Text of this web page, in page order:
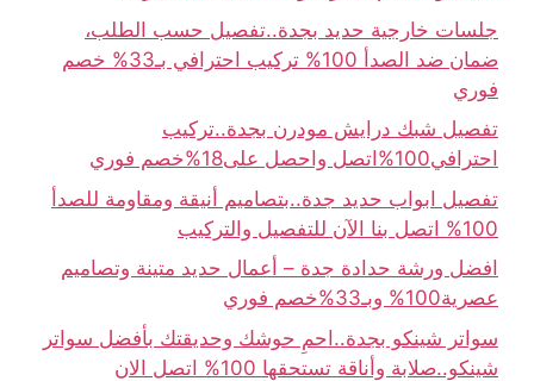
جلسات خارجية حديد بجدة..تفصيل حسب الطلب،
ضمان ضد الصدأ 100% تركيب احترافي بـ33% خصم
فوري
تفصيل شبك درايش مودرن بجدة..تركيب
احترافي100%اتصل واحصل على18%خصم فوري
تفصيل ابواب حديد جدة..بتصاميم أنيقة ومقاومة للصدأ
100% اتصل بنا الآن للتفصيل والتركيب
افضل ورشة حدادة جدة – أعمال حديد متينة وتصاميم
عصرية100% وبـ33%خصم فوري
سواتر شينكو بجدة..احمِ حوشك وحديقتك بأفضل سواتر
شينكو..صلابة وأناقة تستحقها 100% اتصل الان